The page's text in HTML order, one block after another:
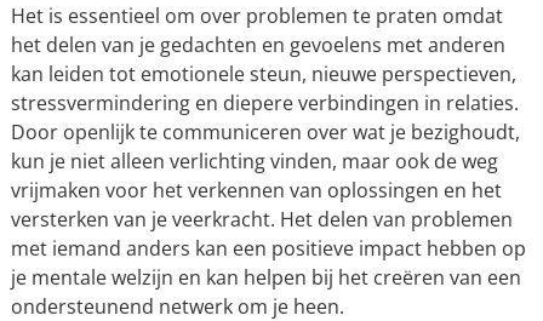
Het is essentieel om over problemen te praten omdat
het delen van je gedachten en gevoelens met anderen
kan leiden tot emotionele steun, nieuwe perspectieven,
stressvermindering en diepere verbindingen in relaties.
Door openlijk te communiceren over wat je bezighoudt,
kun je niet alleen verlichting vinden, maar ook de weg
vrijmaken voor het verkennen van oplossingen en het
versterken van je veerkracht. Het delen van problemen
met iemand anders kan een positieve impact hebben op
je mentale welzijn en kan helpen bij het creëren van een
ondersteunend netwerk om je heen.